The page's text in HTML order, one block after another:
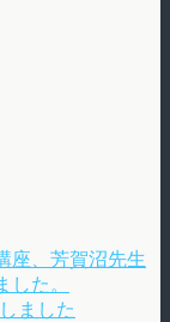
座、芳賀沼先生
た。
ました